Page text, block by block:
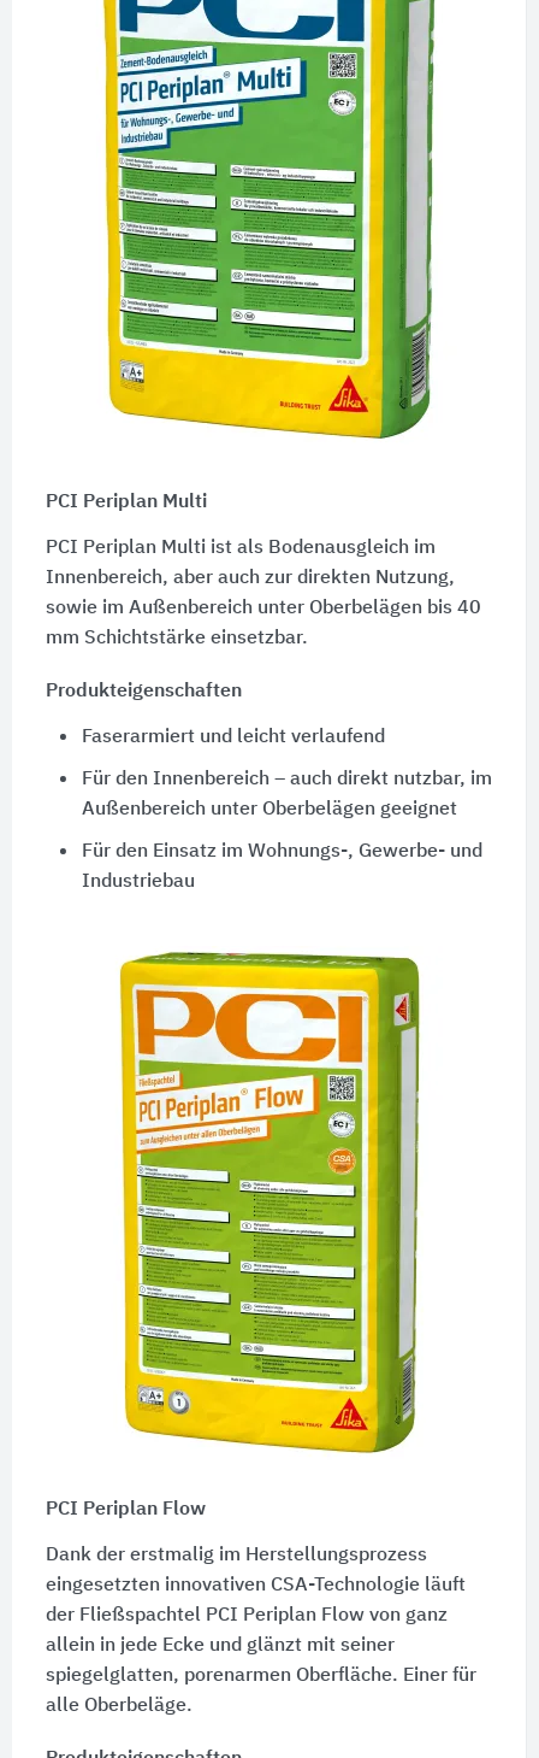
PCI Periplan Multi
PCI Periplan Multi ist als Bodenausgleich im
Innenbereich, aber auch zur direkten Nutzung,
sowie im Außenbereich unter Oberbelägen bis 40
mm Schichtstärke einsetzbar.
Produkteigenschaften
Faserarmiert und leicht verlaufend
Für den Innenbereich – auch direkt nutzbar, im
Außenbereich unter Oberbelägen geeignet
Für den Einsatz im Wohnungs-, Gewerbe- und
Industriebau
PCI Periplan Flow
Dank der erstmalig im Herstellungsprozess
eingesetzten innovativen CSA-Technologie läuft
der Fließspachtel PCI Periplan Flow von ganz
allein in jede Ecke und glänzt mit seiner
spiegelglatten, porenarmen Oberfläche. Einer für
alle Oberbeläge.